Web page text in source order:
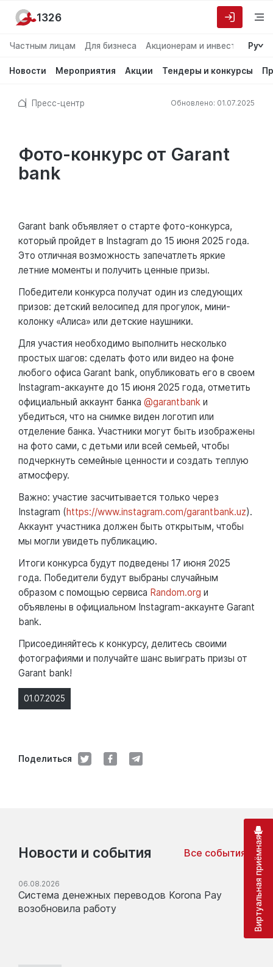
Частным лицам Для бизнеса Акционерам и инвесторам
Ру
Новости Мероприятия Акции Тендеры и конкурсы
1326
Пресс-центр Обновлено: 01.07.2025
Фото-конкурс от Garant
bank
01.07.2025
Поделиться
Garant bank объявляет о старте фото-конкурса,
который пройдет в Instagram до 15 июня 2025 года.
Это отличная возможность запечатлеть яркие
летние моменты и получить ценные призы.
Победители конкурса получат один из следующих
призов: детский велосипед для прогулок, мини-
колонку «Алиса» или детские наушники.
Для участия необходимо выполнить несколько
простых шагов: сделать фото или видео на фоне
любого офиса Garant bank, опубликовать его в своем
Instagram-аккаунте до 15 июня 2025 года, отметить
официальный аккаунт банка @garantbank и
убедиться, что на снимке виден логотип или
отделение банка. Участники могут быть изображены
на фото сами, с детьми или всей семьей, чтобы
подчеркнуть семейные ценности и создать теплую
атмосферу.
Важно: участие засчитывается только через
Instagram (https://www.instagram.com/garantbank.uz).
Аккаунт участника должен быть открытым, чтобы
мы могли увидеть публикацию.
Итоги конкурса будут подведены 17 июня 2025
года. Победители будут выбраны случайным
образом с помощью сервиса Random.org и
объявлены в официальном Instagram-аккаунте Garant
bank.
Присоединяйтесь к конкурсу, делитесь своими
фотографиями и получайте шанс выиграть призы от
Garant bank!
Новости и события Все события
06.08.2026
Система денежных переводов Korona Pay
возобновила работу
Виртуальная приёмная